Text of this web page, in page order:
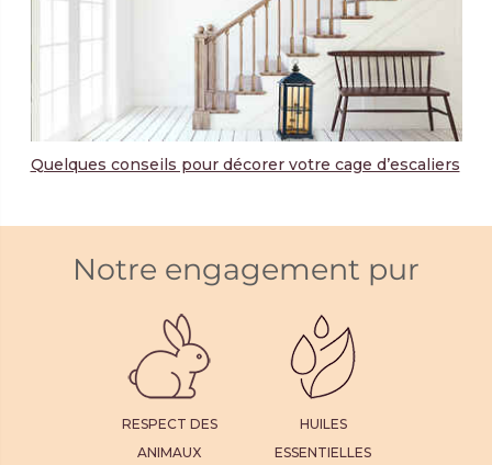
Quelques conseils pour décorer votre cage d’escaliers
Notre engagement pur
RESPECT DES
ANIMAUX
HUILES
ESSENTIELLES